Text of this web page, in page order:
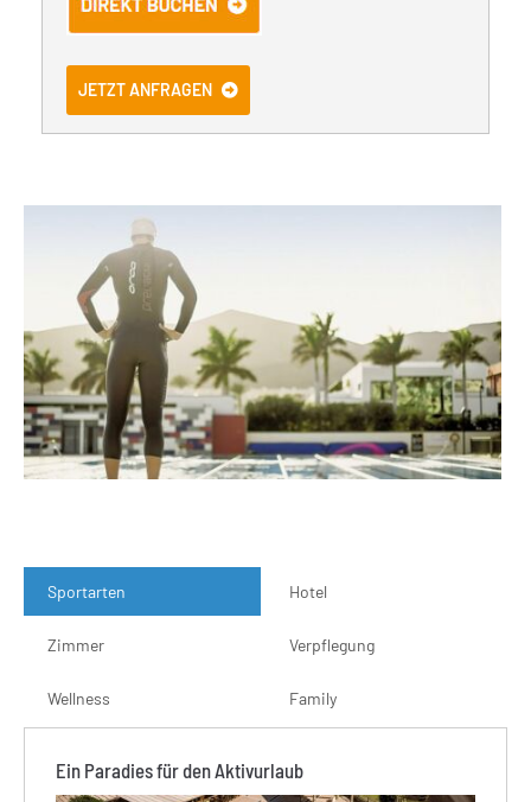
JETZT ANFRAGEN
Sportarten Hotel
Zimmer Verpflegung
Wellness Family
Ein Paradies für den Aktivurlaub